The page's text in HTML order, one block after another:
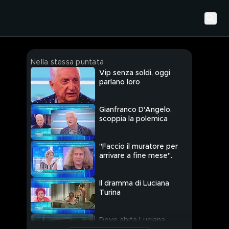
Nella stessa puntata
Vip senza soldi, oggi
parlano loro
Gianfranco D'Angelo,
scoppia la polemica
"Faccio il muratore per
arrivare a fine mese".
Il dramma di Luciana
Turina
Dove abita Luciana